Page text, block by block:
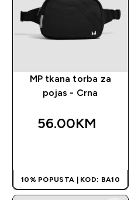
MP tkana torba za
pojas - Crna
56.00KM‎
10% POPUSTA | KOD: BA10